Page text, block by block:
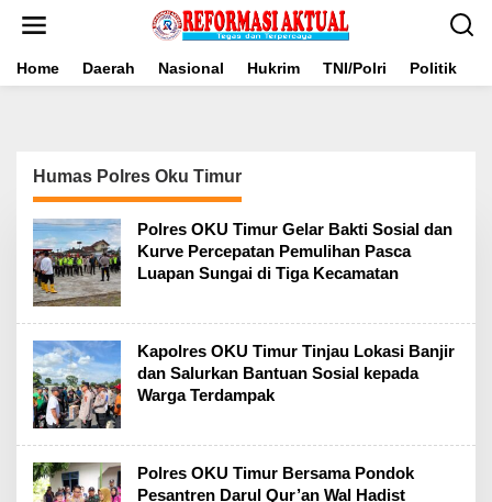
Home Daerah Nasional Hukrim TNI/Polri Politik
Humas Polres Oku Timur
Polres OKU Timur Gelar Bakti Sosial dan
Kurve Percepatan Pemulihan Pasca
Luapan Sungai di Tiga Kecamatan
Kapolres OKU Timur Tinjau Lokasi Banjir
dan Salurkan Bantuan Sosial kepada
Warga Terdampak
Polres OKU Timur Bersama Pondok
Pesantren Darul Qur’an Wal Hadist